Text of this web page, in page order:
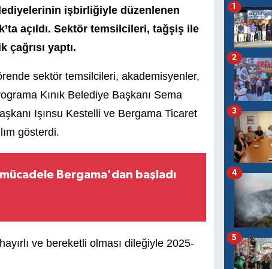
işbirliğiyle düzenlenen
açıldı. Sektör temsilcileri, tağşiş ile
yaptı.
sektör temsilcileri, akademisyenler,
Kınık Belediye Başkanı Sema
Işınsu Kestelli ve Bergama Ticaret
gösterdi.
Bergama'dan başladı
ve bereketli olması dileğiyle 2025-
1
2
3
4
5